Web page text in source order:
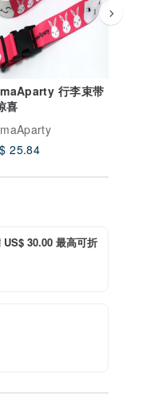
行李束带
喜
25.84
30.00 最高可折